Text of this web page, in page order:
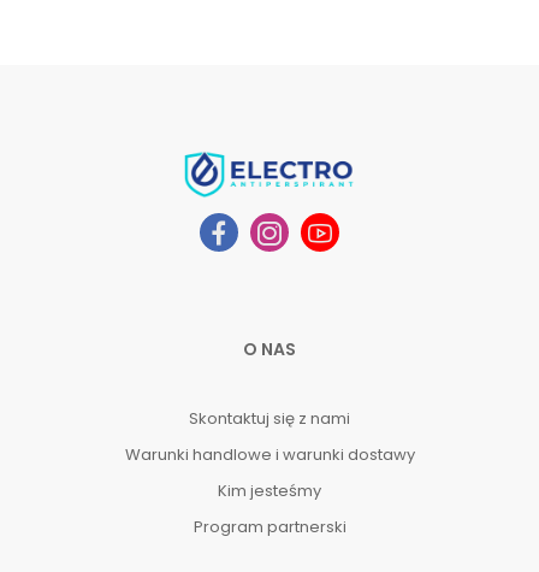
O NAS
Skontaktuj się z nami
Warunki handlowe i warunki dostawy
Kim jesteśmy
Program partnerski